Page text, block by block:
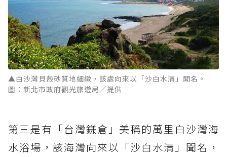
▲白沙灣貝殼砂質地細緻，該處向來以「沙白水清」聞名。
圖：新北市政府觀光旅遊局／提供
第三是有「台灣鎌倉」美稱的萬里白沙灣海
水浴場，該海灣向來以「沙白水清」聞名，